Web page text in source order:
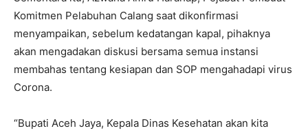
Komitmen Pelabuhan Calang saat dikonfirmasi
menyampaikan, sebelum kedatangan kapal, pihaknya
akan mengadakan diskusi bersama semua instansi
membahas tentang kesiapan dan SOP mengahadapi virus
Corona.
“Bupati Aceh Jaya, Kepala Dinas Kesehatan akan kita